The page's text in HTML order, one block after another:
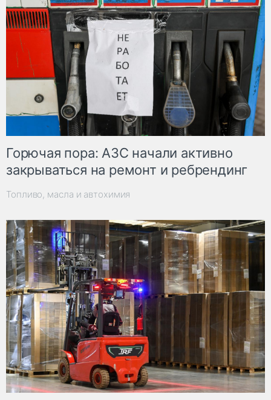
Горючая пора: АЗС начали активно
закрываться на ремонт и ребрендинг
Топливо, масла и автохимия